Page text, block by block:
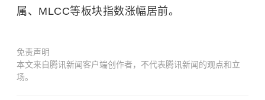
属、MLCC等板块指数涨幅居前。
免责声明
本文来自腾讯新闻客户端创作者，不代表腾讯新闻的观点和立
场。